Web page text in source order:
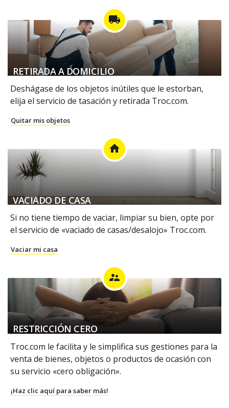
local_shipping
RETIRADA A DOMICILIO
Deshágase de los objetos inútiles que le estorban,
elija el servicio de tasación y retirada Troc.com.
Quitar mis objetos
home
VACIADO DE CASA
Si no tiene tiempo de vaciar, limpiar su bien, opte por
el servicio de «vaciado de casas/desalojo» Troc.com.
Vaciar mi casa
supervisor_account
RESTRICCIÓN CERO
Troc.com le facilita y le simplifica sus gestiones para la
venta de bienes, objetos o productos de ocasión con
su servicio «cero obligación».
¡Haz clic aquí para saber más!